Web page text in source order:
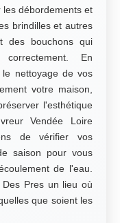
les débordements et
brindilles et autres
des bouchons qui
En
nettoyage de vos
votre maison,
l'esthétique
Vendée Loire
de vérifier vos
saison pour vous
de l'eau.
Pres un lieu où
que soient les